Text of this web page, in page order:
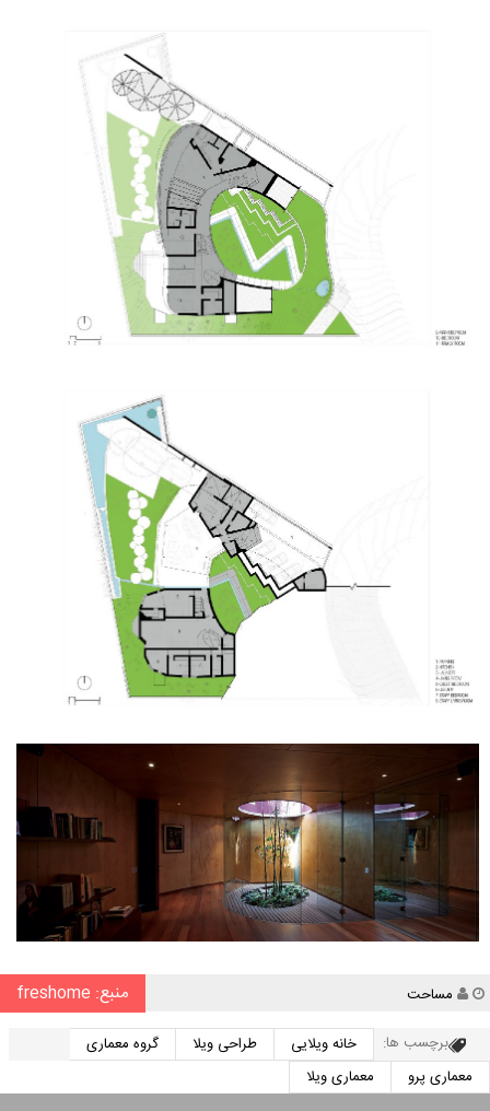
نویسنده
مساحت منبع: freshome
برچسب ها: خانه ویلایی طراحی ویلا
گروه معماری
معماری پرو
معماری ویلا